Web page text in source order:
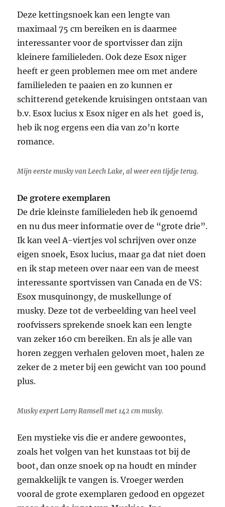
Deze kettingsnoek kan een lengte van
maximaal 75 cm bereiken en is daarmee
interessanter voor de sportvisser dan zijn
kleinere familieleden. Ook deze Esox niger
heeft er geen problemen mee om met andere
familieleden te paaien en zo kunnen er
schitterend getekende kruisingen ontstaan van
b.v. Esox lucius x Esox niger en als het goed is,
heb ik nog ergens een dia van zo’n korte
romance.
Mijn eerste musky van Leech Lake, al weer een tijdje terug.
De grotere exemplaren
De drie kleinste familieleden heb ik genoemd
en nu dus meer informatie over de “grote drie”.
Ik kan veel A-viertjes vol schrijven over onze
eigen snoek, Esox lucius, maar ga dat niet doen
en ik stap meteen over naar een van de meest
interessante sportvissen van Canada en de VS:
Esox musquinongy, de muskellunge of
musky. Deze tot de verbeelding van heel veel
roofvissers sprekende snoek kan een lengte
van zeker 160 cm bereiken. En als je alle van
horen zeggen verhalen geloven moet, halen ze
zeker de 2 meter bij een gewicht van 100 pound
plus.
Musky expert Larry Ramsell met 142 cm musky.
Een mystieke vis die er andere gewoontes,
zoals het volgen van het kunstaas tot bij de
boot, dan onze snoek op na houdt en minder
gemakkelijk te vangen is. Vroeger werden
vooral de grote exemplaren gedood en opgezet